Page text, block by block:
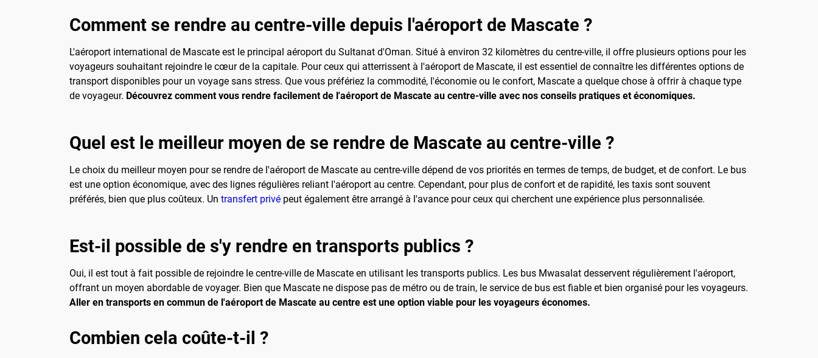
Comment se rendre au centre-ville depuis l'aéroport de Mascate ?
L'aéroport international de Mascate est le principal aéroport du Sultanat d'Oman. Situé à environ 32 kilomètres du centre-ville, il offre plusieurs options pour les
voyageurs souhaitant rejoindre le cœur de la capitale. Pour ceux qui atterrissent à l'aéroport de Mascate, il est essentiel de connaître les différentes options de
transport disponibles pour un voyage sans stress. Que vous préfériez la commodité, l'économie ou le confort, Mascate a quelque chose à offrir à chaque type
de voyageur. Découvrez comment vous rendre facilement de l'aéroport de Mascate au centre-ville avec nos conseils pratiques et économiques.
Quel est le meilleur moyen de se rendre de Mascate au centre-ville ?
Le choix du meilleur moyen pour se rendre de l'aéroport de Mascate au centre-ville dépend de vos priorités en termes de temps, de budget, et de confort. Le bus
est une option économique, avec des lignes régulières reliant l'aéroport au centre. Cependant, pour plus de confort et de rapidité, les taxis sont souvent
préférés, bien que plus coûteux. Un transfert privé peut également être arrangé à l'avance pour ceux qui cherchent une expérience plus personnalisée.
Est-il possible de s'y rendre en transports publics ?
Oui, il est tout à fait possible de rejoindre le centre-ville de Mascate en utilisant les transports publics. Les bus Mwasalat desservent régulièrement l'aéroport,
offrant un moyen abordable de voyager. Bien que Mascate ne dispose pas de métro ou de train, le service de bus est fiable et bien organisé pour les voyageurs.
Aller en transports en commun de l'aéroport de Mascate au centre est une option viable pour les voyageurs économes.
Combien cela coûte-t-il ?